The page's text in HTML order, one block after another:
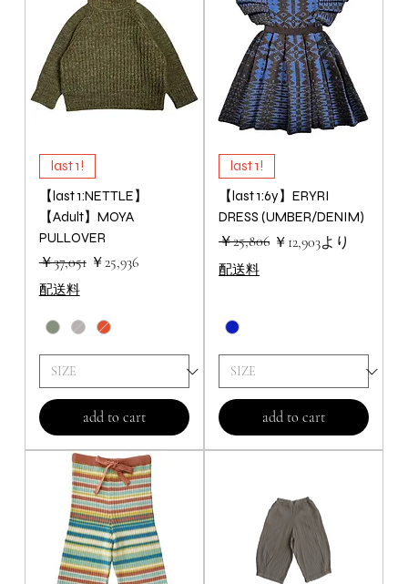
last 1!
【last 1:NETTLE】
【Adult】MOYA
PULLOVER
通常価格
￥37,051 セール価格
￥25,936
配送料
add to cart
last 1!
【last 1:6y】ERYRI
DRESS (UMBER/DENIM)
通常価格
￥25,806 ￥12,903より
セール価格
配送料
add to cart